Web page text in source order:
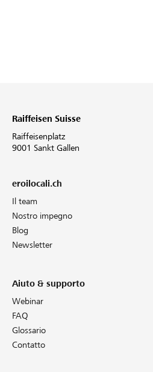
Raiffeisen Suisse
Raiffeisenplatz
9001 Sankt Gallen
eroilocali.ch
Il team
Nostro impegno
Blog
Newsletter
Aiuto & supporto
Webinar
FAQ
Glossario
Contatto